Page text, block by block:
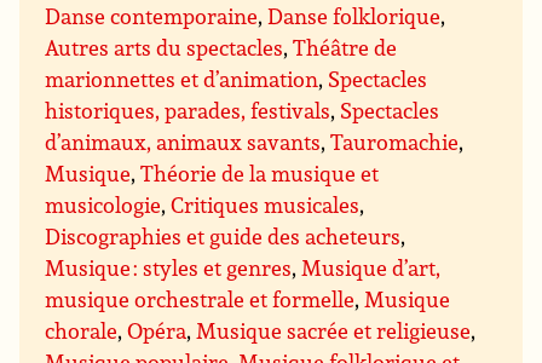
Danse contemporaine,Danse folklorique,
Autres arts du spectacles,Théâtre de
marionnettes et d’animation, Spectacles
historiques, parades, festivals, Spectacles
d’animaux, animaux savants,Tauromachie,
Musique,Théorie de la musique et
musicologie,Critiques musicales,
Discographies et guide des acheteurs,
Musique : styles et genres,Musique d’art,
musique orchestrale et formelle,Musique
chorale,Opéra,Musique sacrée et religieuse,